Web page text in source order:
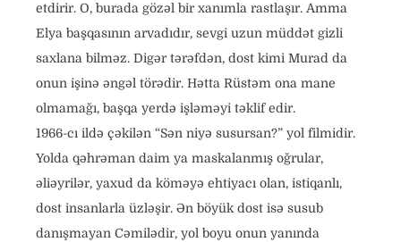
etdirir. O, burada gözəl bir xanımla rastlaşır. Amma
Elya başqasının arvadıdır, sevgi uzun müddət gizli
saxlana bilməz. Digər tərəfdən, dost kimi Murad da
onun işinə əngəl törədir. Hətta Rüstəm ona mane
olmamağı, başqa yerdə işləməyi təklif edir.
1966-cı ildə çəkilən “Sən niyə susursan?” yol filmidir.
Yolda qəhrəman daim ya maskalanmış oğrular,
əliəyrilər, yaxud da köməyə ehtiyacı olan, istiqanlı,
dost insanlarla üzləşir. Ən böyük dost isə susub
danışmayan Cəmilədir, yol boyu onun yanında